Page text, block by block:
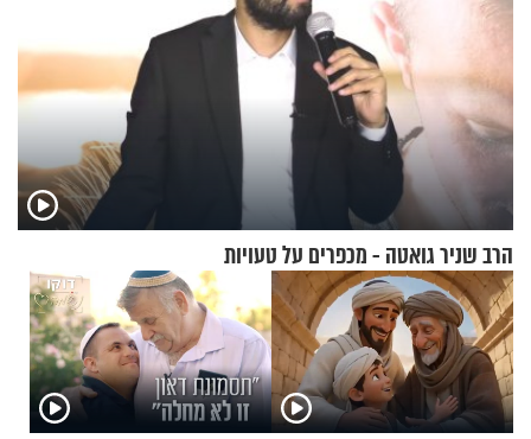
הרב שניר גואטה - מכפרים על טעויות